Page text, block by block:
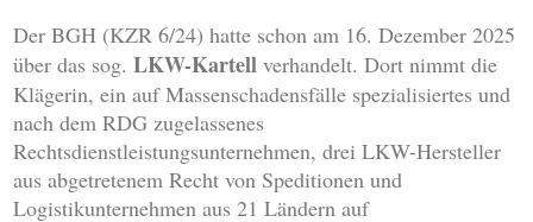
Der BGH (KZR 6/24) hatte schon am 16. Dezember 2025
über das sog.LKW-Kartell verhandelt. Dort nimmt die
Klägerin, ein auf Massenschadensfälle spezialisiertes und
nach dem RDG zugelassenes
Rechtsdienstleistungsunternehmen, drei LKW-Hersteller
aus abgetretenem Recht von Speditionen und
Logistikunternehmen aus 21 Ländern auf